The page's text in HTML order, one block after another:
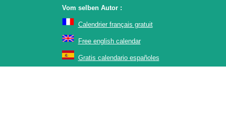
Vom selben Autor :
Calendrier français gratuit
Free english calendar
Gratis calendario españoles